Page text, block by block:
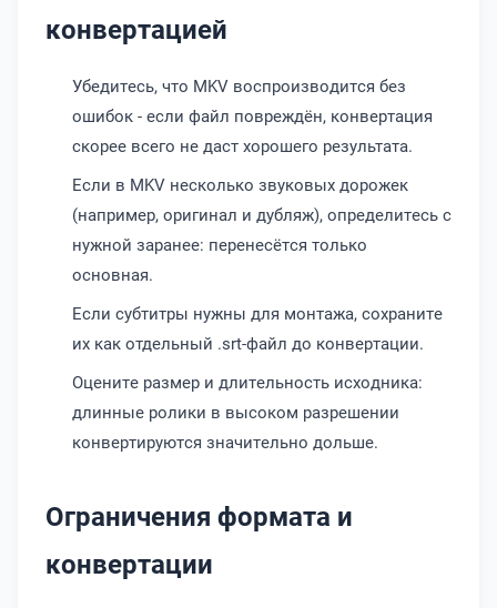
конвертацией
Убедитесь, что MKV воспроизводится без
ошибок - если файл повреждён, конвертация
скорее всего не даст хорошего результата.
Если в MKV несколько звуковых дорожек
(например, оригинал и дубляж), определитесь с
нужной заранее: перенесётся только
основная.
Если субтитры нужны для монтажа, сохраните
их как отдельный .srt-файл до конвертации.
Оцените размер и длительность исходника:
длинные ролики в высоком разрешении
конвертируются значительно дольше.
Ограничения формата и
конвертации